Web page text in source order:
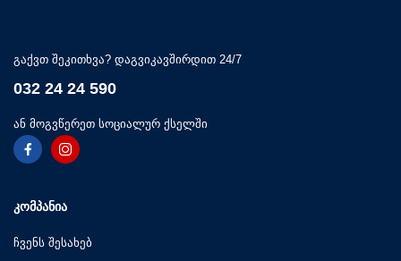
გაქვთ შეკითხვა? დაგვიკავშირდით 24/7
032 24 24 590
ან მოგვწერეთ სოციალურ ქსელში
ᲙᲝᲛᲞᲐᲜᲘᲐ
ჩვენს შესახებ